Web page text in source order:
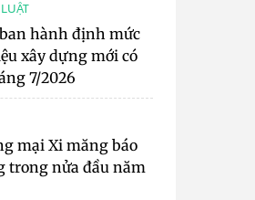
hành định mức
xây dựng mới có
7/2026
mại Xi măng báo
trong nửa đầu năm